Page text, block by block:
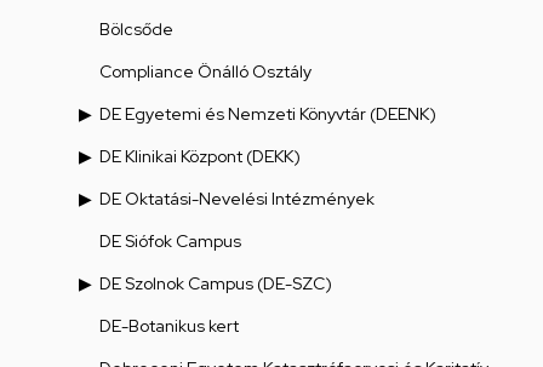
Bölcsőde
Compliance Önálló Osztály
DE Egyetemi és Nemzeti Könyvtár (DEENK)
DE Klinikai Központ (DEKK)
DE Oktatási-Nevelési Intézmények
DE Siófok Campus
DE Szolnok Campus (DE-SZC)
DE-Botanikus kert